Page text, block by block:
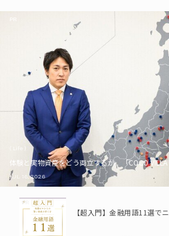
PR
体験と実物資産をどう両立するか。「COCO
JUL. 16, 2026
PR